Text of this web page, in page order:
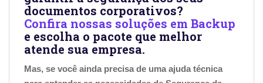
documentos corporativos?
Confira nossas soluções em Backup
e escolha o pacote que melhor
atende sua empresa.
Mas, se você ainda precisa de uma ajuda técnica